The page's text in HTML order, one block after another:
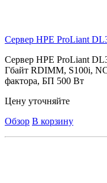
Сервер HPE ProLiant
Сервер HPE ProLiant
Гбайт RDIMM, S100i,
фактора, БП 500 Вт
Цену уточняйте
Обзор В корзину